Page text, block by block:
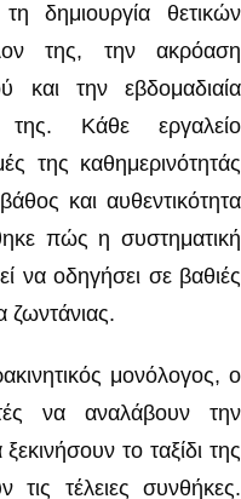
δημιουργία θετικών
της, την ακρόαση
και την εβδομαδιαία
Κάθε εργαλείο
της καθημερινότητάς
και αυθεντικότητα
πώς η συστηματική
να οδηγήσει σε βαθιές
ζωντάνιας.
μονόλογος, ο
να αναλάβουν την
το ταξίδι της
τις τέλειες συνθήκες.